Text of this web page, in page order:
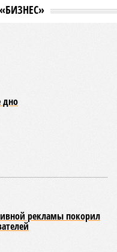
дно
рекламы покорил